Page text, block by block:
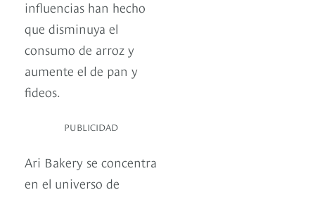
influencias han hecho
que disminuya el
consumo de arroz y
aumente el de pan y
fideos.
PUBLICIDAD
Ari Bakery se concentra
en el universo de